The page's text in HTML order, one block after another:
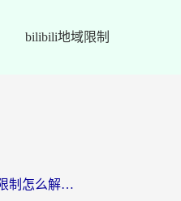
bilibili地域限制
手机海外地区看视频限制怎么解决？留学生亲测有效的回国加速器指南